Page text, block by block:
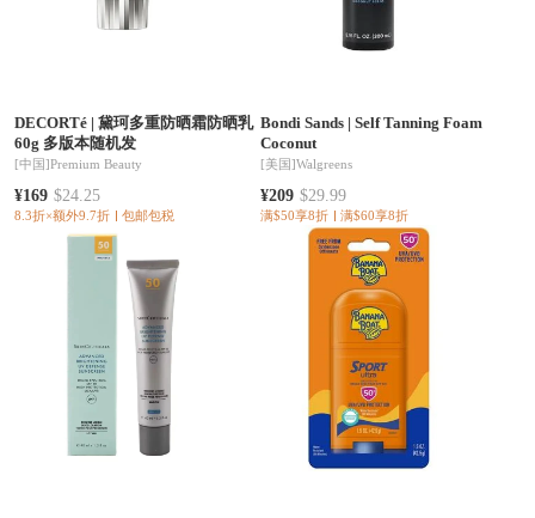
DECORTé| 黛珂多重防晒霜防晒乳
60g 多版本随机发
[中国]Premium Beauty
¥169 $24.25
8.3折×额外9.7折 包邮包税
Bondi Sands |Self Tanning Foam
Coconut
[美国]Walgreens
¥209 $29.99
满$50享8折 满$60享8折